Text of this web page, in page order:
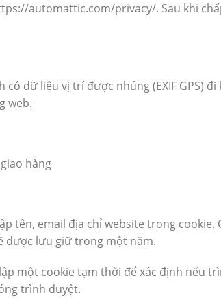
automattic.com/privacy/. Sau khi
dữ liệu vị trí được nhúng (EXIF GPS)
web.
hàng
tên, email địa chỉ website trong
được lưu giữ trong một năm.
một cookie tạm thời để xác định nếu
trình duyệt.